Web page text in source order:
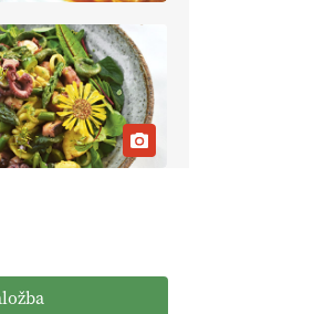
15.07.2026
LOGIČNO ]
Mulčer
pot do zdravih tal
.
t.co/J7RkeaYpYu